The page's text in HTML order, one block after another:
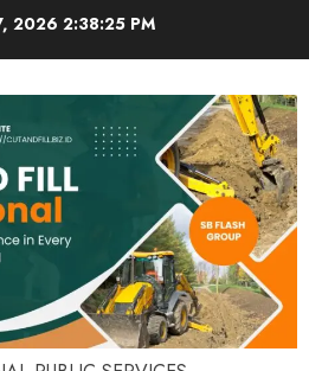
2026 2:38:26 PM